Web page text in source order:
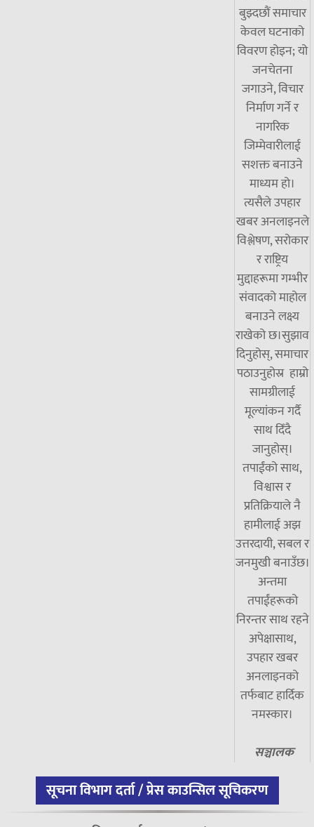
बुझ्दछौं समाचार
केवल घटनाको
विवरण होइन; यो
जनचेतना
जगाउने, विचार
निर्माण गर्ने र
नागरिक
जिम्मेवारीलाई
सशक्त बनाउने
माध्यम हो।
त्यसैले उपहार
खबर अनलाइनले
विश्लेषण, सरोकार
र राष्ट्रिय
मुद्दाहरूमा गम्भीर
संवादको माहोल
बनाउने लक्ष्य
राखेको छ।सुझाव
दिनुहोस्, समाचार
पठाउनुहोस्र हाम्रो
सामग्रीलाई
मूल्यांकन गर्दै
साथ दिँदै
जानुहोस्।
तपाईंको साथ,
विश्वास र
प्रतिक्रियाले नै
हामीलाई अझ
उत्तरदायी, सबल र
जनमुखी बनाउँछ।
अन्तमा
तपाईंहरूको
निरन्तर साथ रहने
अपेक्षासाथ,
उपहार खबर
अनलाइनको
तर्फबाट हार्दिक
नमस्कार।
सञ्चालक
सूचना विभाग दर्ता / प्रेस काउन्सिल सूचिकरण